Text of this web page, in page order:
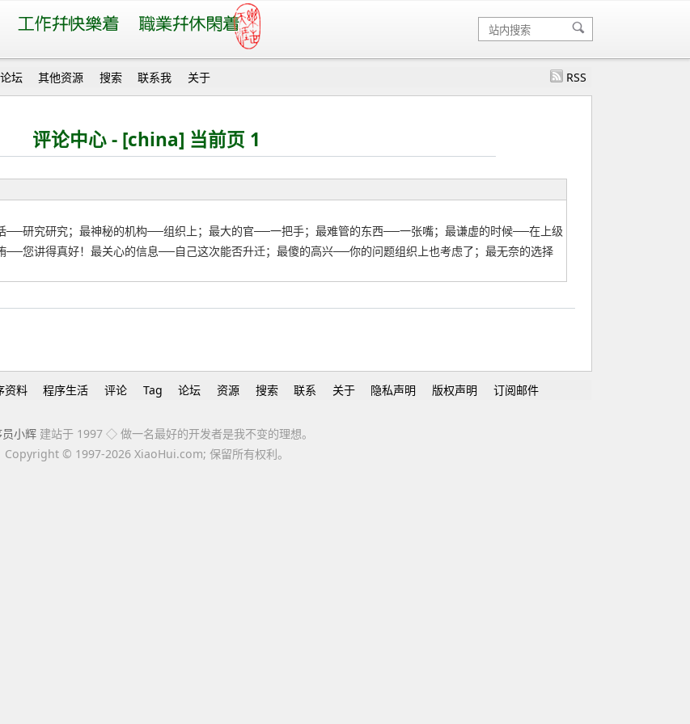
论坛 其他资源 搜索 联系我 关于
RSS
评论中心 - [china] 当前页 1
──研究研究；最神秘的机构──组织上；最大的官──一把手；最难管的东西──一张嘴；最谦虚的时候──在上级
您讲得真好！最关心的信息──自己这次能否升迁；最傻的高兴──你的问题组织上也考虑了；最无奈的选择
资料 程序生活 评论 Tag 论坛 资源 搜索 联系 关于 隐私声明 版权声明 订阅邮件
小辉 建站于 1997 ◇ 做一名最好的开发者是我不变的理想。
Copyright © 1997-2026 XiaoHui.com; 保留所有权利。